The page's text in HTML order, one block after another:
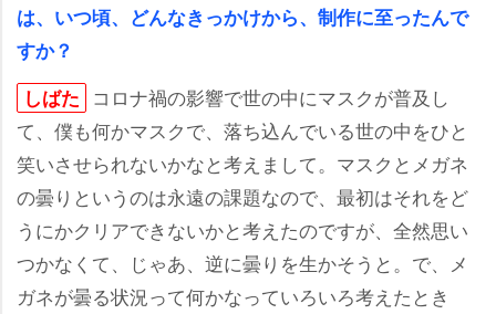
は、いつ頃、どんなきっかけから、制作に至ったんで
すか？
しばた コロナ禍の影響で世の中にマスクが普及し
て、僕も何かマスクで、落ち込んでいる世の中をひと
笑いさせられないかなと考えまして。マスクとメガネ
の曇りというのは永遠の課題なので、最初はそれをど
うにかクリアできないかと考えたのですが、全然思い
つかなくて、じゃあ、逆に曇りを生かそうと。で、メ
ガネが曇る状況って何かなっていろいろ考えたとき